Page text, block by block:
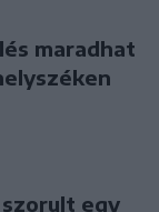
maradhat
egy